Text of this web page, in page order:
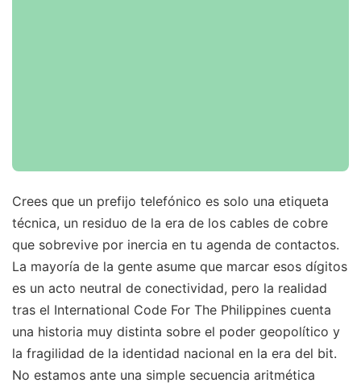
Crees que un prefijo telefónico es solo una etiqueta
técnica, un residuo de la era de los cables de cobre
que sobrevive por inercia en tu agenda de contactos.
La mayoría de la gente asume que marcar esos dígitos
es un acto neutral de conectividad, pero la realidad
tras el International Code For The Philippines cuenta
una historia muy distinta sobre el poder geopolítico y
la fragilidad de la identidad nacional en la era del bit.
No estamos ante una simple secuencia aritmética